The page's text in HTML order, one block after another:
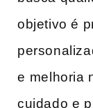
objetivo é
e⁣ melhoria
cuidado e